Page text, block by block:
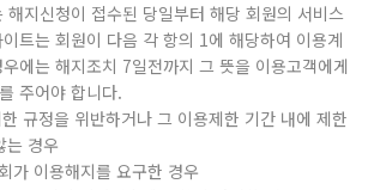
해지신청이 접수된 당일부터 해당 회원의 서비스
트는 회원이 다음 각 항의 1에 해당하여 이용계
에는 해지조치 7일전까지 그 뜻을 이용고객에게
주어야 합니다.
규정을 위반하거나 그 이용제한 기간 내에 제한
는 경우
가 이용해지를 요구한 경우